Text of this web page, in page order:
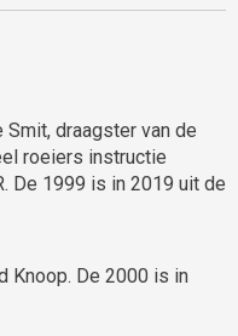
draagster van de
roeiers instructie
De 1999 is in 2019 uit de
Knoop. De 2000 is in